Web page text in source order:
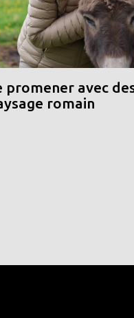
promener avec
romain